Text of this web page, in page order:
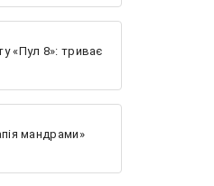
«Пул 8»: триває
мандрами»